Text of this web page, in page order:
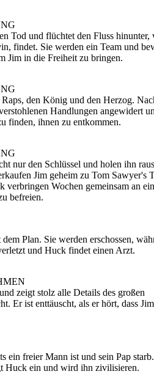
Tod und flüchtet den Fluss hinunter,
findet. Sie werden ein Team und
Jim in die Freiheit zu bringen.
den König und den Herzog.
Handlungen angewidert
finden, ihnen zu entkommen.
nur den Schlüssel und holen ihn
Jim geheim zu Tom Sawyer's
verbringen Wochen gemeinsam an
befreien.
Plan. Sie werden erschossen,
und Huck findet einen Arzt.
zeigt stolz alle Details des großen
Er ist enttäuscht, als er hört, dass Jim
ein freier Mann ist und sein Pap
Huck ein und wird ihn zivilisieren.